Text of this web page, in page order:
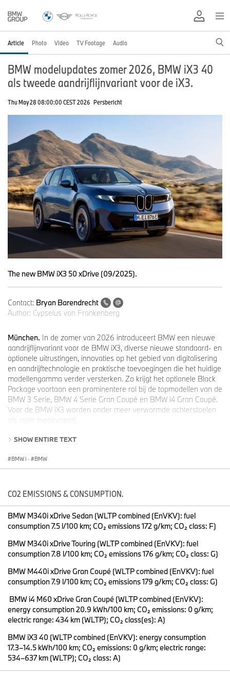
Article Photo Video TV Footage Audio
BMW modelupdates zomer 2026, BMW iX3 40
als tweede aandrijflijnvariant voor de iX3.
Thu May 28 08:00:00 CEST 2026 Persbericht
The new BMW iX3 50 xDrive (09/2025).
Contact: Bryan Barendrecht
Author: Cypselus von Frankenberg
München. In de zomer van 2026 introduceert BMW een nieuwe
aandrijflijnvariant voor de BMW iX3, diverse nieuwe standaard- en
optionele uitrustingen, innovaties op het gebied van digitalisering
en aandrijftechnologie en praktische toevoegingen die het huidige
modellengamma verder versterken. Zo krijgt het optionele Black
Package voortaan een prominentere rol bij de topmodellen van de
BMW 3 Serie, BMW 4 Serie Gran Coupé en BMW i4 Gran Coupé.
Voor de BMW iX3 worden onder meer verwarmde achterstoelen
als optie toegevoegd.
BMW iX3: nieuwe instapvariant binnen de Neue Klasse
uitgebreid met een tweede aandrijflijnvariant: de BMW iX3 40. Dit
model vormt het nieuwe instapmodel en maakt gebruik van de
technologie (Gen6), specifiek ontworpen voor de Neue Klasse. De
Alle componenten zijn afgestemd op 800 volt-technologie. De
achteras beschikt over een efficiënt geëxciteerd synchrone
elektromotor (EESM) met een vermogen van
235 kW/320 pk en een koppel van 500 Nm. De BMW iX3 40
topsnelheid van 200 km/u.
De hoogvoltagebatterij heeft een bruikbare capaciteit van 82,6
kWh en ondersteunt snelladen tot 300 kW. De maximale
actieradius bedraagt 637 kilometer (WLTP). Dankzij een nieuwe
elektronische en software-architectuur belooft de Neue Klasse-
technologie een merkbaar hoger niveau van rijbeleving.
Nieuwe kleuren en optiepakketten voor de BMW iX3
SHOW ENTIRE TEXT
BMW i · BMW
CO2 EMISSIONS & CONSUMPTION.
BMW M340i xDrive Sedan (WLTP combined (EnVKV): fuel
consumption 7.5 l/100 km; CO₂ emissions 172 g/km; CO₂ class: F)
BMW M340i xDrive Touring (WLTP combined (EnVKV): fuel
consumption 7.8 l/100 km; CO₂ emissions 176 g/km; CO₂ class: G)
BMW M440i xDrive Gran Coupé (WLTP combined (EnVKV): fuel
consumption 7.9 l/100 km; CO₂ emissions 179 g/km; CO₂ class: G)
BMW i4 M60 xDrive Gran Coupé (WLTP combined (EnVKV):
energy consumption 20.9 kWh/100 km; CO₂ emissions: 0 g/km;
electric range: 434 km (WLTP); CO₂ class(es): A)
BMW iX3 40 (WLTP combined (EnVKV): energy consumption
17.3–14.5 kWh/100 km; CO₂ emissions: 0 g/km; electric range:
534–637 km (WLTP); CO₂ class: A)